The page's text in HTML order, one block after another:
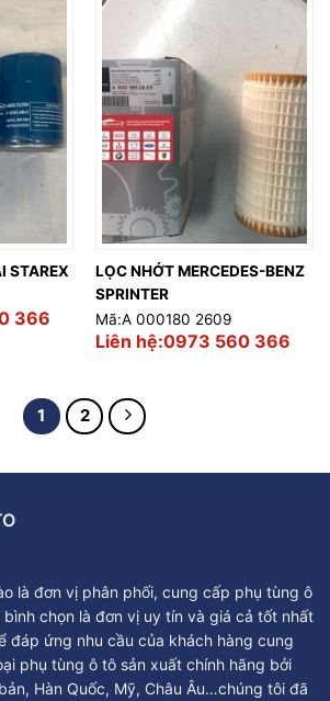
STAREX
366
LỌC NHỚT MERCEDES-BENZ
SPRINTER
Mã:A 000180 2609
Liên hệ:0973 560 366
1 2
là đơn vị phân phối, cung cấp phụ tùng ô
chọn là đơn vị uy tín và giá cả tốt nhất
đáp ứng nhu cầu của khách hàng cung
phụ tùng ô tô sản xuất chính hãng bởi
Hàn Quốc, Mỹ, Châu Âu…chúng tôi đã